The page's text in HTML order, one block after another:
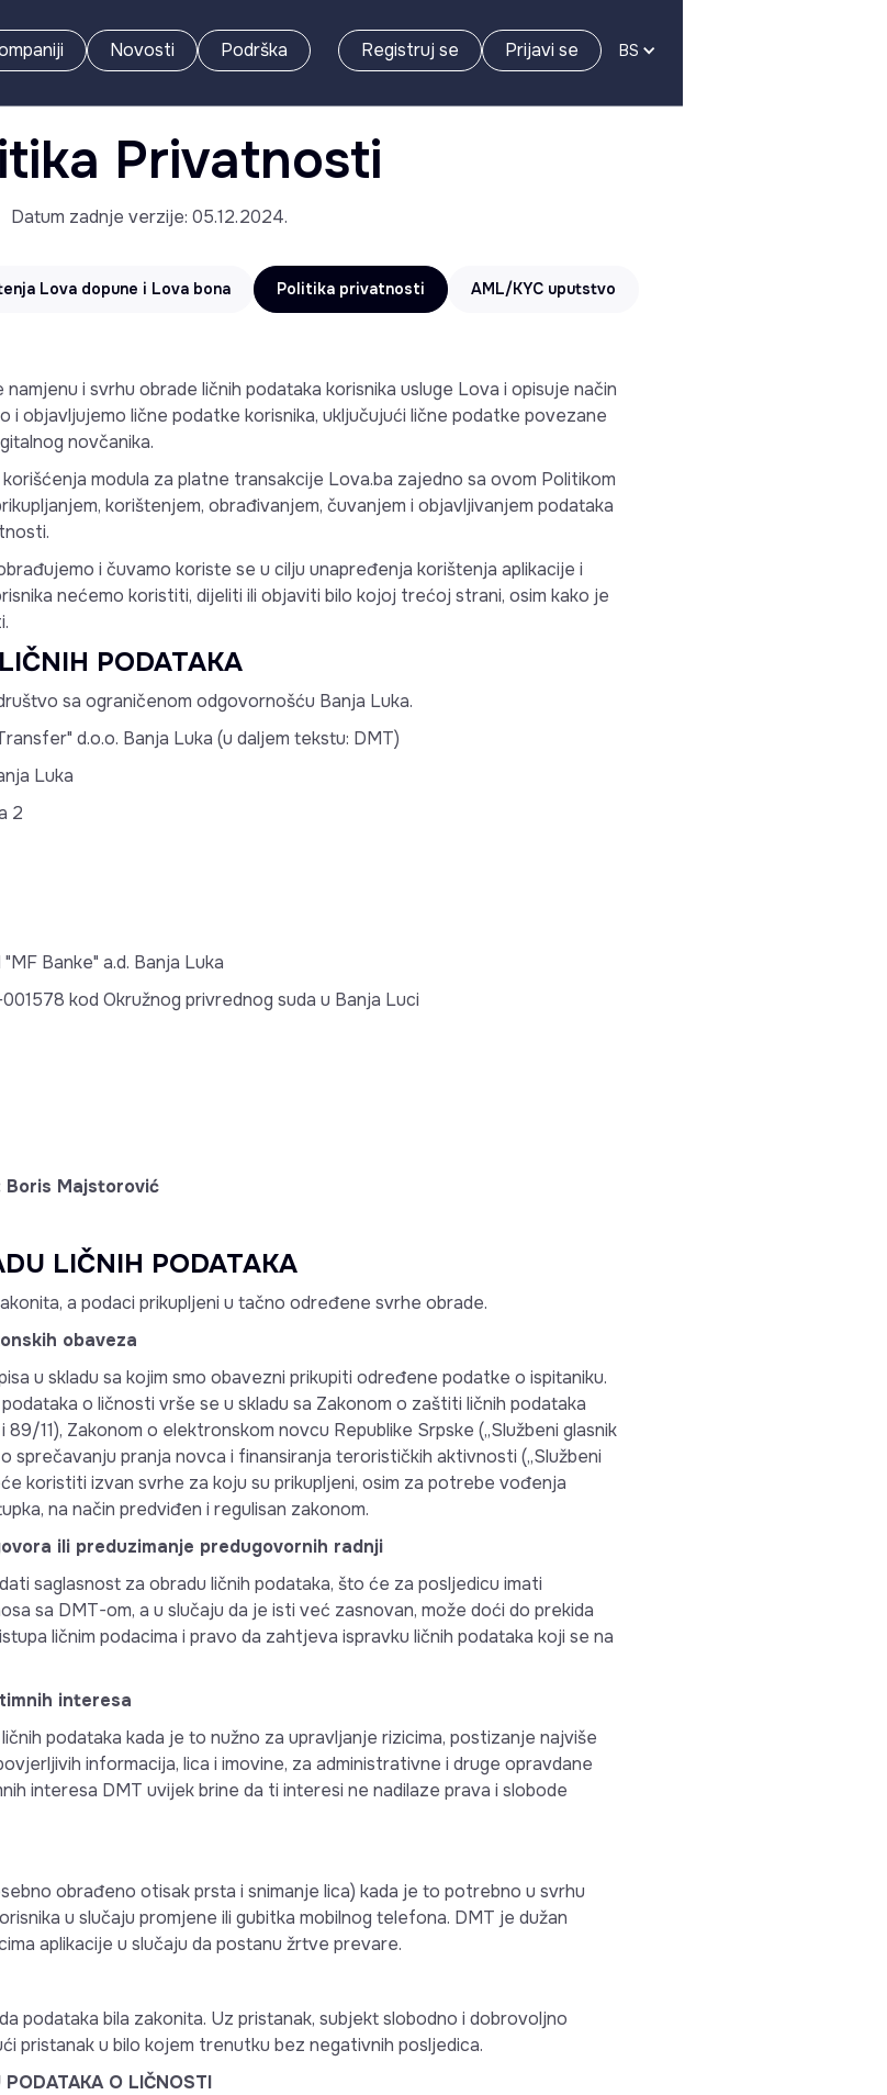
Novosti Podrška Registruj se Prijavi se BS
Privatnosti
Datum zadnje verzije: 05.12.2024.
Lova dopune i Lova bona Politika privatnosti AML/KYC uputstvo
i svrhu obrade ličnih podataka korisnika usluge Lova i opisuje način
i objavljujemo lične podatke korisnika, uključujući lične podatke povezane
novčanika.
modula za platne transakcije Lova.ba zajedno sa ovom Politikom
korištenjem, obrađivanjem, čuvanjem i objavljivanjem podataka
i čuvamo koriste se u cilju unapređenja korištenja aplikacije i
nećemo koristiti, dijeliti ili objaviti bilo kojoj trećoj strani, osim kako je
PODATAKA
sa ograničenom odgovornošću Banja Luka.
d.o.o. Banja Luka (u daljem tekstu: DMT)
Luka
2
Banke" a.d. Banja Luka
kod Okružnog privrednog suda u Banja Luci
Majstorović
LIČNIH PODATAKA
a podaci prikupljeni u tačno određene svrhe obrade.
obaveza
u skladu sa kojim smo obavezni prikupiti određene podatke o ispitaniku.
o ličnosti vrše se u skladu sa Zakonom o zaštiti ličnih podataka
89/11), Zakonom o elektronskom novcu Republike Srpske („Službeni glasnik
sprečavanju pranja novca i finansiranja terorističkih aktivnosti („Službeni
koristiti izvan svrhe za koju su prikupljeni, osim za potrebe vođenja
na način predviđen i regulisan zakonom.
ili preduzimanje predugovornih radnji
saglasnost za obradu ličnih podataka, što će za posljedicu imati
sa DMT-om, a u slučaju da je isti već zasnovan, može doći do prekida
ličnim podacima i pravo da zahtjeva ispravku ličnih podataka koji se na
interesa
podataka kada je to nužno za upravljanje rizicima, postizanje najviše
informacija, lica i imovine, za administrativne i druge opravdane
interesa DMT uvijek brine da ti interesi ne nadilaze prava i slobode
obrađeno otisak prsta i snimanje lica) kada je to potrebno u svrhu
u slučaju promjene ili gubitka mobilnog telefona. DMT je dužan
aplikacije u slučaju da postanu žrtve prevare.
podataka bila zakonita. Uz pristanak, subjekt slobodno i dobrovoljno
pristanak u bilo kojem trenutku bez negativnih posljedica.
O LIČNOSTI